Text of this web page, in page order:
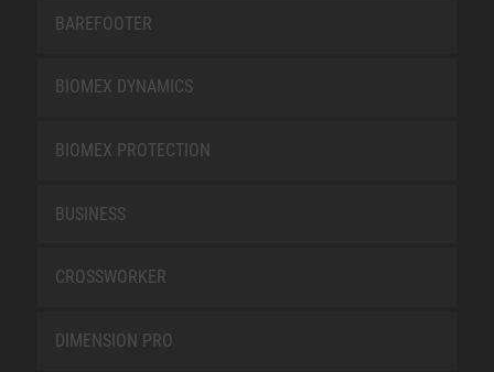
BAREFOOTER
BIOMEX DYNAMICS
BIOMEX PROTECTION
BUSINESS
CROSSWORKER
DIMENSION PRO